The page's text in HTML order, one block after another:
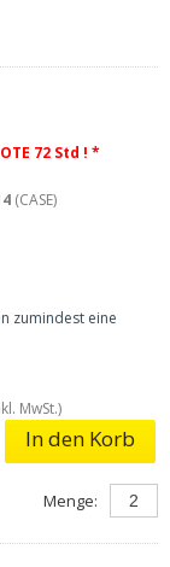
72 Std ! *
(CASE)
zumindest eine
MwSt.)
In den Korb
Menge: